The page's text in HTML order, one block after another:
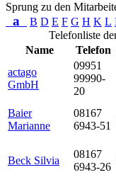
Sprung zu den
a B D E F G H K L
Telefonliste
Name
Telefon
actago
GmbH
09951
99990-
20
Baier
Marianne
08167
6943-51
Beck Silvia
08167
6943-26